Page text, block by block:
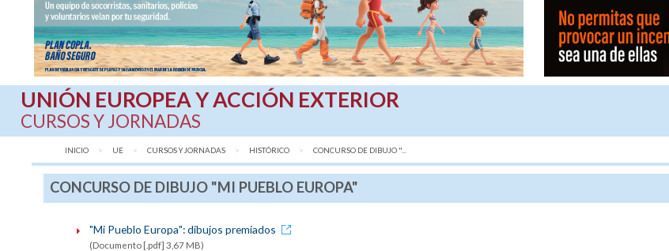
UNIÓN EUROPEA Y ACCIÓN EXTERIOR
CURSOS Y JORNADAS
INICIO UE CURSOS Y JORNADAS HISTÓRICO AQUÍ:
CONCURSO DE DIBUJO "...
CONCURSO DE DIBUJO "MI PUEBLO EUROPA"
"Mi Pueblo Europa": dibujos premiados
(Documento [.pdf] 3,67 MB)